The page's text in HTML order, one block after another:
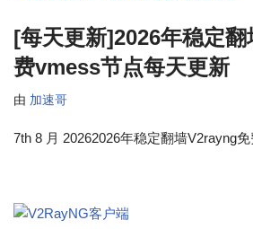
[每天更新]2026年稳定
费vmess节点每天更新
由 加速哥
7th 8 月 20262026年稳定翻墙V2rayng